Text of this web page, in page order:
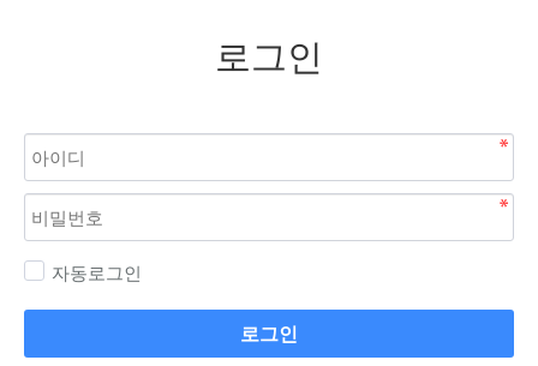
로그인
자동로그인
로그인